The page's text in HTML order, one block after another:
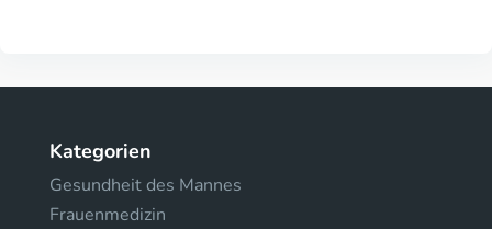
Kategorien
Gesundheit des Mannes
Frauenmedizin